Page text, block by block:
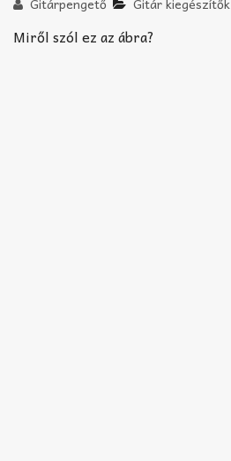
TABok
Miről szól ez az ábra?